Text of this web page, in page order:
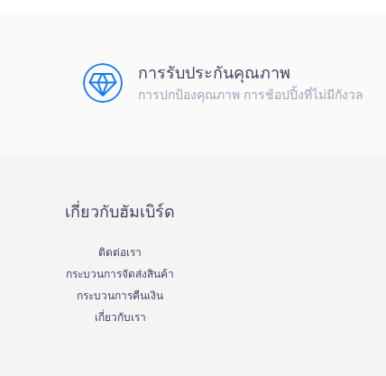
การรับประกันคุณภาพ
การปกป้องคุณภาพ การช้อปปิ้งที่ไม่มีกังวล
เกี่ยวกับฮัมเบิร์ด
ติดต่อเรา
กระบวนการจัดส่งสินค้า
กระบวนการคืนเงิน
เกี่ยวกับเรา